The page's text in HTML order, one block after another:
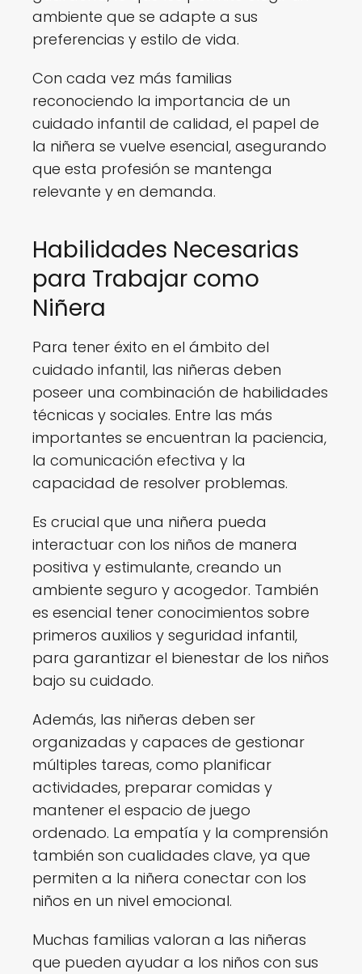
ambiente que se adapte a sus
preferencias y estilo de vida.
Con cada vez más familias
reconociendo la importancia de un
cuidado infantil de calidad, el papel de
la niñera se vuelve esencial, asegurando
que esta profesión se mantenga
relevante y en demanda.
Habilidades Necesarias
para Trabajar como
Niñera
Para tener éxito en el ámbito del
cuidado infantil, las niñeras deben
poseer una combinación de habilidades
técnicas y sociales. Entre las más
importantes se encuentran la paciencia,
la comunicación efectiva y la
capacidad de resolver problemas.
Es crucial que una niñera pueda
interactuar con los niños de manera
positiva y estimulante, creando un
ambiente seguro y acogedor. También
es esencial tener conocimientos sobre
primeros auxilios y seguridad infantil,
para garantizar el bienestar de los niños
bajo su cuidado.
Además, las niñeras deben ser
organizadas y capaces de gestionar
múltiples tareas, como planificar
actividades, preparar comidas y
mantener el espacio de juego
ordenado. La empatía y la comprensión
también son cualidades clave, ya que
permiten a la niñera conectar con los
niños en un nivel emocional.
Muchas familias valoran a las niñeras
que pueden ayudar a los niños con sus